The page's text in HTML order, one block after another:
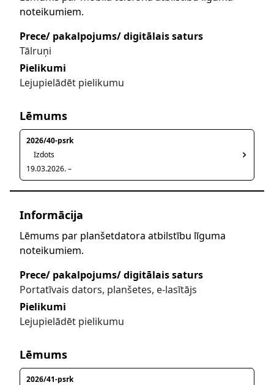
noteikumiem.
Prece/ pakalpojums/ digitālais saturs
Tālruņi
Pielikumi
Lejupielādēt pielikumu
Lēmums
2026/40-psrk
Izdots
19.03.2026. –
Informācija
Lēmums par planšetdatora atbilstību līguma
noteikumiem.
Prece/ pakalpojums/ digitālais saturs
Portatīvais dators, planšetes, e-lasītājs
Pielikumi
Lejupielādēt pielikumu
Lēmums
2026/41-psrk